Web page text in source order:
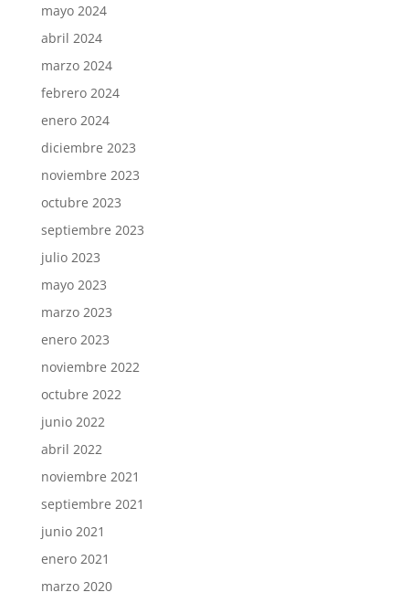
mayo 2024
abril 2024
marzo 2024
febrero 2024
enero 2024
diciembre 2023
noviembre 2023
octubre 2023
septiembre 2023
julio 2023
mayo 2023
marzo 2023
enero 2023
noviembre 2022
octubre 2022
junio 2022
abril 2022
noviembre 2021
septiembre 2021
junio 2021
enero 2021
marzo 2020